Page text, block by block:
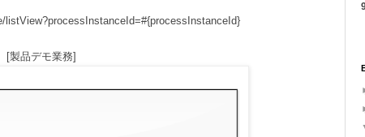
[製品デモ業務]